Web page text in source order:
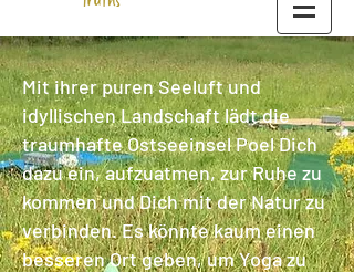
Mit ihrer puren Seeluft und
idyllischen Landschaft lädt die
traumhafte Ostseeinsel Poel Dich
dazu ein, aufzuatmen, zur Ruhe zu
kommen und Dich mit der Natur zu
verbinden. Es könnte kaum einen
besseren Ort geben, um Yoga zu